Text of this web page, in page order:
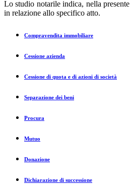
Lo studio notarile indica, nella
in relazione allo specifico atto.
Compravendita immobiliare
Cessione azienda
Cessione di quota e di azioni di società
Separazione dei beni
Procura
Mutuo
Donazione
Dichiarazione di successione